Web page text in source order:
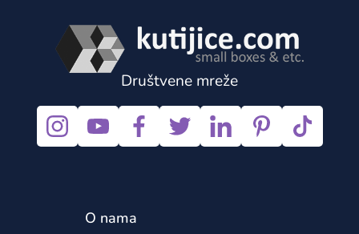
Društvene mreže
O nama